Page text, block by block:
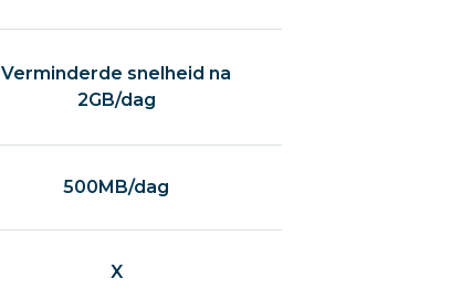
Verminderde snelheid na
2GB/dag
500MB/dag
X